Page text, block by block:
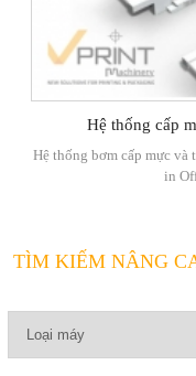
Hệ thống cấp
Hệ thống bơm cấp mực và
in
TÌM KIẾM NÂNG